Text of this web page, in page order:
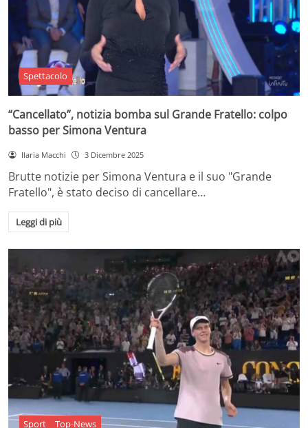
Spettacolo
“Cancellato”, notizia bomba sul Grande Fratello: colpo
basso per Simona Ventura
Ilaria Macchi 3 Dicembre 2025
Brutte notizie per Simona Ventura e il suo "Grande
Fratello", è stato deciso di cancellare…
Leggi di più
Sport Top-News